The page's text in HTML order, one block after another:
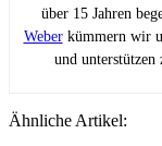
über 15 Jahren
Weberkümmern wir
und unterstützen
Ähnliche Artikel: